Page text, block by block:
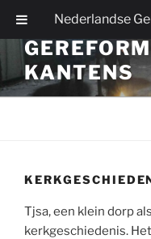
Nederlandse
naar
inhoudKANTENS
Tjsa, een klein dorp
kerkgeschiedenis.